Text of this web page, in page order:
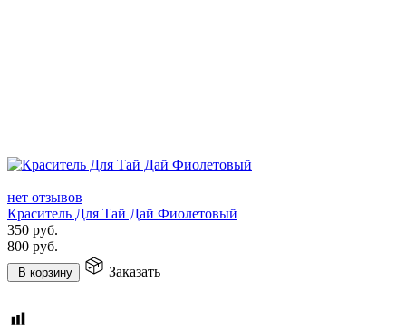
нет отзывов
Краситель Для Тай Дай Фиолетовый
350 руб.
800 руб.
В корзину Заказать